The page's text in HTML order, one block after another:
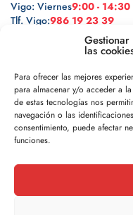
las
Para ofrecer las mejores
para almacenar y/o acceder a
de estas tecnologías nos
navegación o las
consentimiento, puede afectar
funciones.
Vigo: Viernes9:00 - 14:30
Tlf. Vigo:986 19 23 39
Legal
Política de privacidad